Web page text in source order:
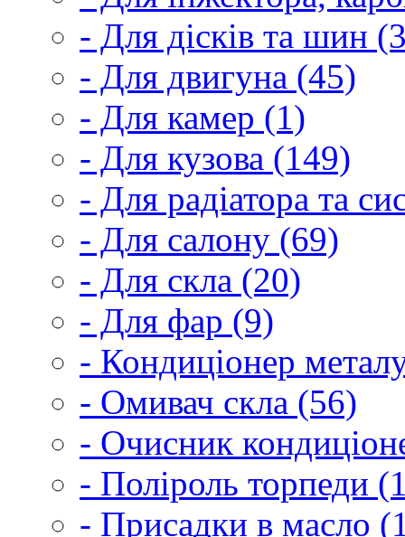
- Для дісків та шин
- Для двигуна (45)
- Для камер (1)
- Для кузова (149)
- Для радіатора та
- Для салону (69)
- Для скла (20)
- Для фар (9)
- Кондиціонер
- Омивач скла (56)
- Очисник
- Поліроль торпеди
- Присадки в масло